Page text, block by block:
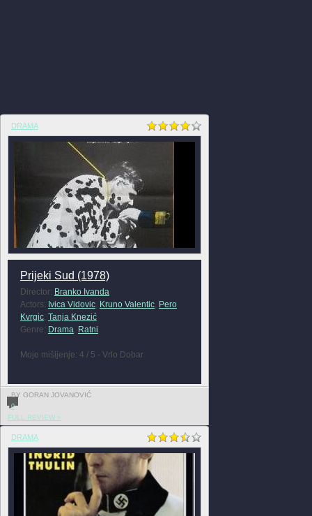
DRAMA
Prijeki Sud (1978)
Director: Branko Ivanda
Actors: Ivica Vidovic, Kruno Valentic, Pero
Kvrgic, Tanja Knezić
Genre: Drama, Ratni
Moje mišljenje: 4 / 5 - Vrlo Dobar
BY GORAN JOVANOVIĆ
0
FULL REVIEW »
DRAMA